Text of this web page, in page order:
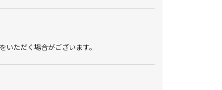
ただく場合がございます。